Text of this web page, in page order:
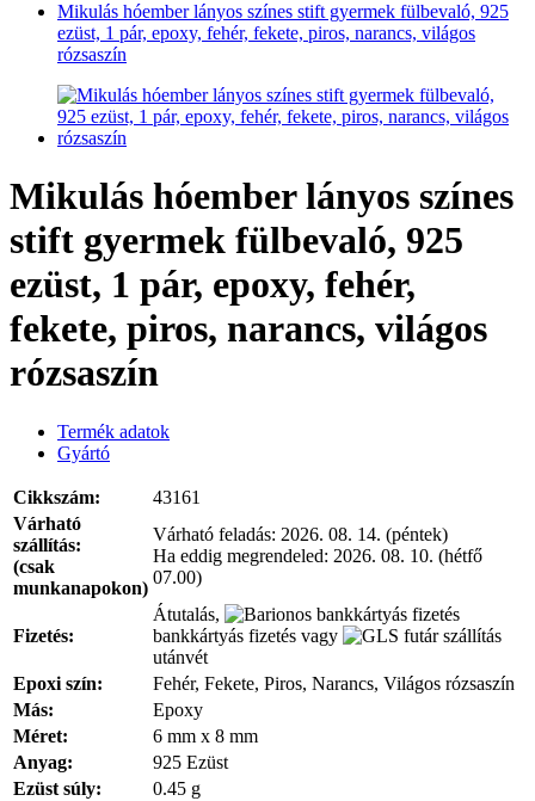
Mikulás hóember lányos színes stift gyermek fülbevaló, 925
ezüst, 1 pár, epoxy, fehér, fekete, piros, narancs, világos
rózsaszín
Mikulás hóember lányos színes
stift gyermek fülbevaló, 925
ezüst, 1 pár, epoxy, fehér,
fekete, piros, narancs, világos
rózsaszín
Termék adatok
Gyártó
Cikkszám:
43161
Várható
szállítás:
(csak
munkanapokon)
Várható feladás: 2026. 08. 14. (péntek)
Ha eddig megrendeled: 2026. 08. 10. (hétfő
07.00)
Fizetés:
Átutalás,
bankkártyás fizetés vagy
utánvét
Epoxi szín:
Fehér, Fekete, Piros, Narancs, Világos rózsaszín
Más:
Epoxy
Méret:
6 mm x 8 mm
Anyag:
925 Ezüst
Ezüst súly:
0.45 g